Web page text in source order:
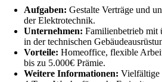
Aufgaben: Gestalte Verträge und
der Elektrotechnik.
Unternehmen: Familienbetrieb mit
in der technischen
Vorteile: Homeoffice, flexible
bis zu 5.000€ Prämie.
Weitere Informationen: Vielfältige